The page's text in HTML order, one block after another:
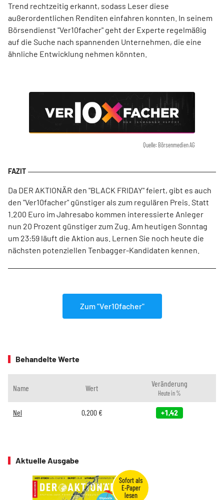
Trend rechtzeitig erkannt, sodass Leser diese
außerordentlichen Renditen einfahren konnten. In seinem
Börsendienst "Ver10facher" geht der Experte regelmäßig
auf die Suche nach spannenden Unternehmen, die eine
ähnliche Entwicklung nehmen könnten.
Quelle: Börsenmedien AG
Da DER AKTIONÄR den "BLACK FRIDAY" feiert, gibt es auch
den "Ver10facher" günstiger als zum regulären Preis. Statt
1.200 Euro im Jahresabo kommen interessierte Anleger
nun 20 Prozent günstiger zum Zug. Am heutigen Sonntag
um 23:59 läuft die Aktion aus. Lernen Sie noch heute die
nächsten potenziellen Tenbagger-Kandidaten kennen.
Zum "Ver10facher"
Behandelte Werte
Name Wert Veränderung
Heute in %
Nel 0,200€ +1,42
Aktuelle Ausgabe